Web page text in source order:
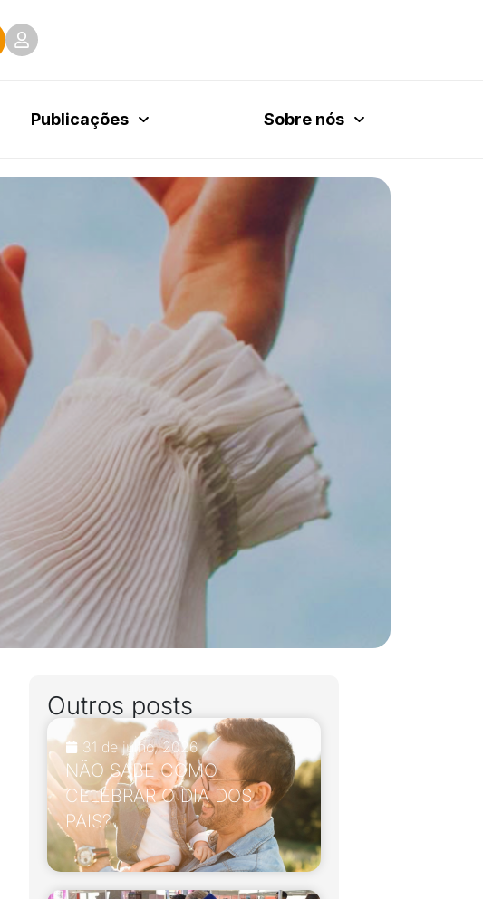
Publicações Sobre nós
Outros posts
31 de julho, 2026
NÃO SABE COMO
CELEBRAR O DIA DOS
PAIS?